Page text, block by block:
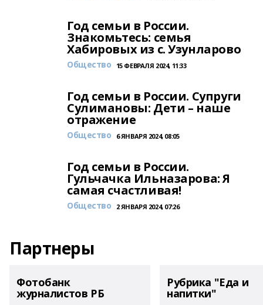
Год семьи в России.
Знакомьтесь: семья
Хабировых из с. Узунларово
Общество 15 ФЕВРАЛЯ 2024, 11:33
Год семьи в России. Супруги
Сулимановы: Дети – наше
отражение
Общество 6 ЯНВАРЯ 2024, 08:05
Год семьи в России.
Гульчачка Ильназарова: Я
самая счастливая!
Общество 2 ЯНВАРЯ 2024, 07:26
Партнеры
Фотобанк
журналистов РБ
Рубрика "Еда и
напитки"